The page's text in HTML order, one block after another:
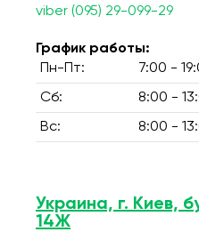
viber (095) 29-099-29
График работы:
Пн-Пт:
7:00 -
Сб: 8:00 -
Вс: 8:00 -
Украина, г. Киев,
14Ж